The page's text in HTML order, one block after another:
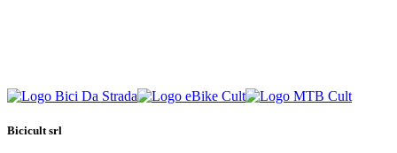
Bicicult srl